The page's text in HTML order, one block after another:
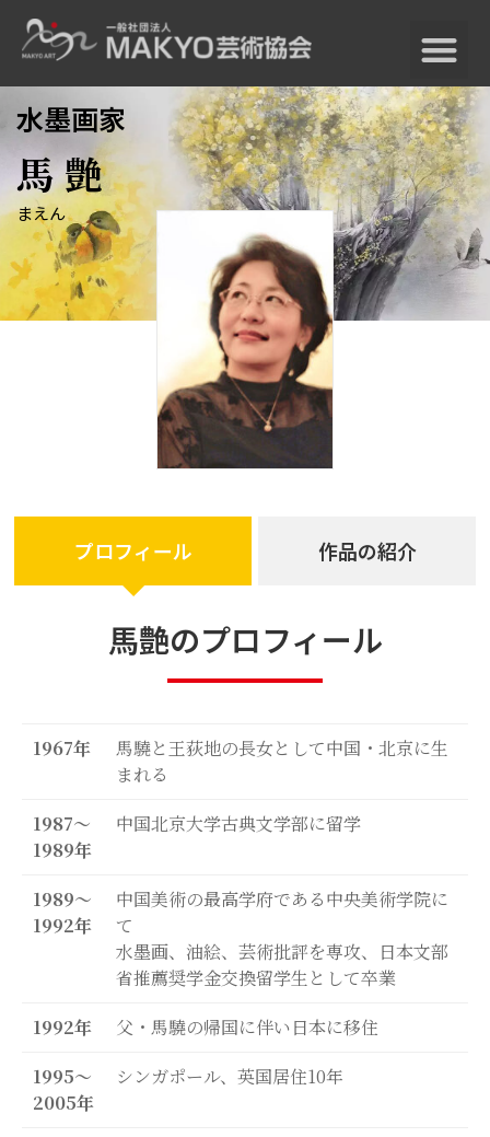
TOP
馬驍の芸術世界
馬驍の芸術世界TOP
馬驍プロフィール
馬驍芸術の歩み
作品紹介
国内外の論評
MAKYO美術館
MAKYO美術館TOP
MAKYO美術館について
ジクレー版画・画集・著書・関連グ
東強のご紹介
三浦ひろみのご紹介
髙濱英俊のご紹介
福田民峰のご紹介
イベント情報TOP
馬驍水墨画会会員作品展 & 日中水墨
馬驍水墨画会全国支部展
個展情報
MAKYO芸術協会ギャラリー
MAKYO芸術協会TOP
水墨画家
馬 艶
まえん
プロフィール 作品の紹介
馬艶のプロフィール
1967年
馬驍と王荻地の長女として中国・北京に生
まれる
1987〜
1989年
中国北京大学古典文学部に留学
1989〜
1992年
中国美術の最高学府である中央美術学院に
て
水墨画、油絵、芸術批評を専攻、日本文部
省推薦奨学金交換留学生として卒業
1992年
父・馬驍の帰国に伴い日本に移住
1995〜
2005年
シンガポール、英国居住10年